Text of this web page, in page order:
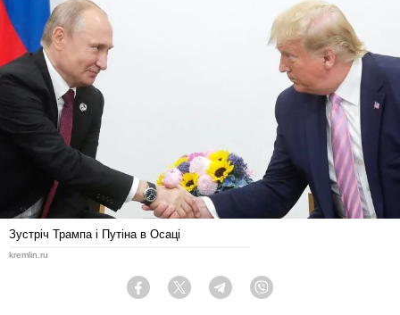
Зустріч Трампа і Путіна в Осаці
kremlin.ru
Facebook Twitter Telegram